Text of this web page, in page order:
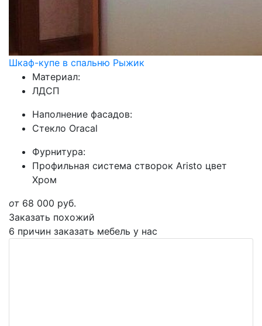
Шкаф-купе в спальню Рыжик
Материал:
ЛДСП
Наполнение фасадов:
Стекло Oracal
Фурнитура:
Профильная система створок Aristo цвет
Хром
от 68 000 руб.
Заказать похожий
6 причин заказать мебель у нас